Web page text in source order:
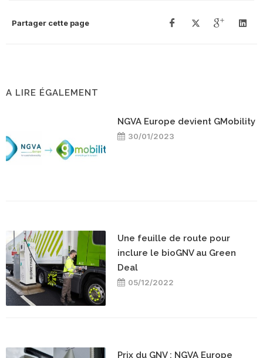
Partager cette page
A LIRE ÉGALEMENT
NGVA Europe devient GMobility
30/01/2023
Une feuille de route pour
inclure le bioGNV au Green
Deal
05/12/2022
Prix du GNV : NGVA Europe